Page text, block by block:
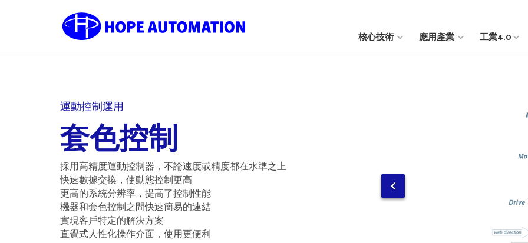
核心技術 應用產業 工業4.0
運動控制運用
套色控制
採用高精度運動控制器，不論速度或精度都在水準之上
快速數據交換，使動態控制更高
更高的系統分辨率，提高了控制性能
機器和套色控制之間快速簡易的連結
實現客戶特定的解決方案
直覺式人性化操作介面，使用更便利